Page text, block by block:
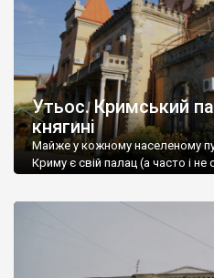
Утьос. Кримський
княгині
Майже у кожному населеному
Криму є свій палац (а часто і не